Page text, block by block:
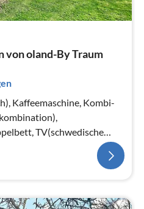
von oland-By Traum
Kaffeemaschine, Kombi-
TV(schwedische
Etagenbett)